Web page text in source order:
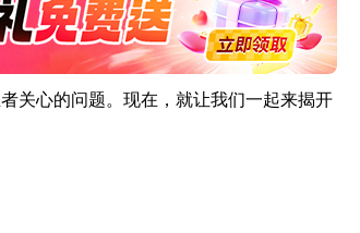
关心的问题。现在，就让我们一起来揭开